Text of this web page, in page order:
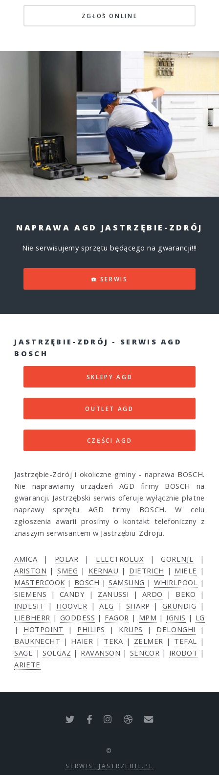
ZGŁOŚ ONLINE
NAPRAWA AGD JASTRZĘBIE-ZDRÓJ
Nie serwisujemy sprzętu będącego na gwarancji!!!
☎️ SERWIS
JASTRZĘBIE-ZDRÓJ - SERWIS AGD
BOSCH
SKLEPY AGD
OUTLET AGD
CZĘŚCI AGD
Jastrzębie-Zdrój i okoliczne gminy - naprawa BOSCH.
Nie naprawiamy urządzeń AGD firmy BOSCH na
gwarancji. Jastrzębski serwis oferuje wyłącznie płatne
naprawy sprzętu AGD firmy BOSCH. W celu
zgłoszenia awarii prosimy o kontakt telefoniczny z
znaszym serwisantem w Jastrzębiu-Zdroju.
AMICA | POLAR | ELECTROLUX|GORENJE |
ARISTON | SMEG | KERNAU | DIETRICH | MIELE |
MASTERCOOK | BOSCH |SAMSUNG | WHIRLPOOL |
SIEMENS | CANDY | ZANUSSI | ARDO | BEKO |
INDESIT | HOOVER |AEG | SHARP | GRUNDIG |
LIEBHERR | GODDESS | FAGOR | MPM | IGNIS | LG
| HOTPOINT | PHILIPS | KRUPS | DELONGHI |
BAUKNECHT | HAIER | TEKA | ZELMER | TEFAL |
SAGE |SOLGAZ | RAVANSON | SENCOR | IROBOT |
ARIETE
©
SERWIS.IJASTRZEBIE.PL